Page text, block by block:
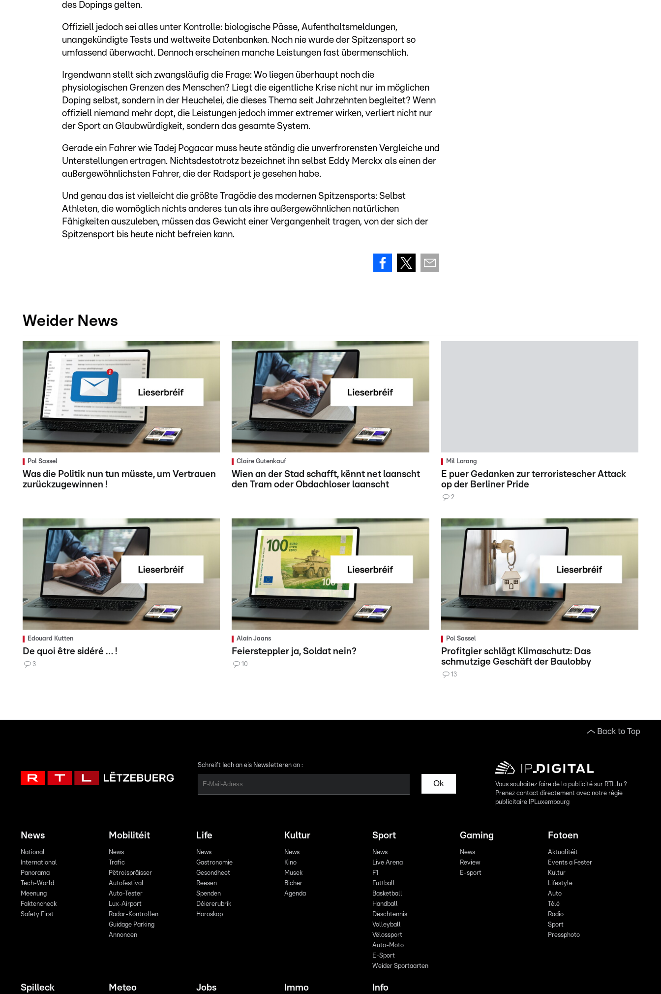
des Dopings gelten.
Offiziell jedoch sei alles unter Kontrolle: biologische Pässe, Aufenthaltsmeldungen,
unangekündigte Tests und weltweite Datenbanken. Noch nie wurde der Spitzensport so
umfassend überwacht. Dennoch erscheinen manche Leistungen fast übermenschlich.
Irgendwann stellt sich zwangsläufig die Frage: Wo liegen überhaupt noch die
physiologischen Grenzen des Menschen? Liegt die eigentliche Krise nicht nur im möglichen
Doping selbst, sondern in der Heuchelei, die dieses Thema seit Jahrzehnten begleitet? Wenn
offiziell niemand mehr dopt, die Leistungen jedoch immer extremer wirken, verliert nicht nur
der Sport an Glaubwürdigkeit, sondern das gesamte System.
Gerade ein Fahrer wie Tadej Pogacar muss heute ständig die unverfrorensten Vergleiche und
Unterstellungen ertragen. Nichtsdestotrotz bezeichnet ihn selbst Eddy Merckx als einen der
außergewöhnlichsten Fahrer, die der Radsport je gesehen habe.
Und genau das ist vielleicht die größte Tragödie des modernen Spitzensports: Selbst
Athleten, die womöglich nichts anderes tun als ihre außergewöhnlichen natürlichen
Fähigkeiten auszuleben, müssen das Gewicht einer Vergangenheit tragen, von der sich der
Spitzensport bis heute nicht befreien kann.
Weider News
Pol Sassel
Was die Politik nun tun müsste, um Vertrauen
zurückzugewinnen !
Claire Gutenkauf
Wien an der Stad schafft, kënnt net laanscht
den Tram oder Obdachloser laanscht
Mil Lorang
E puer Gedanken zur terroristescher Attack
op der Berliner Pride
2
Edouard Kutten
De quoi être sidéré … !
3
Alain Jaans
Feiersteppler ja, Soldat nein?
10
Pol Sassel
Profitgier schlägt Klimaschutz: Das
schmutzige Geschäft der Baulobby
13
Back to Top
Schreift Iech an eis Newsletteren an :
Ok
Vous souhaitez faire de la publicité sur RTL.lu ?
Prenez contact directement avec notre régie
publicitaire IPLuxembourg
News
National
International
Panorama
Tech-World
Meenung
Faktencheck
Safety First
Mobilitéit
News
Trafic
Pëtrolspräisser
Autofestival
Auto-Tester
Lux-Airport
Radar-Kontrollen
Guidage Parking
Annoncen
Life
News
Gastronomie
Gesondheet
Reesen
Spenden
Déiererubrik
Horoskop
Kultur
News
Kino
Musek
Bicher
Agenda
Sport
News
Live Arena
F1
Futtball
Basketball
Handball
Dëschtennis
Volleyball
Vëlossport
Auto-Moto
E-Sport
Weider Sportaarten
Gaming
News
Review
E-sport
Fotoen
Aktualitéit
Events a Fester
Kultur
Lifestyle
Auto
Télé
Radio
Sport
Pressphoto
Spilleck Meteo Jobs Immo Info